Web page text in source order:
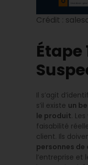
Crédit :
Étape
Il s’agit
s’il existe un
le produit.
faisabilité
client. Ils
personnes
l’entreprise et